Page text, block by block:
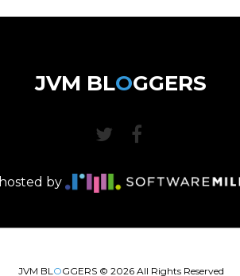
JVM BLOGGERS
hosted by
JVM BLOGGERS © 2026All Rights Reserved